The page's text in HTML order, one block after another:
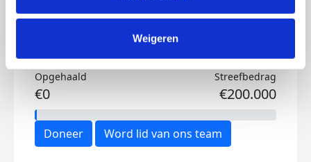
Weigeren
Opgehaald
€0
Streefbedrag
€200.000
Doneer Word lid van ons team